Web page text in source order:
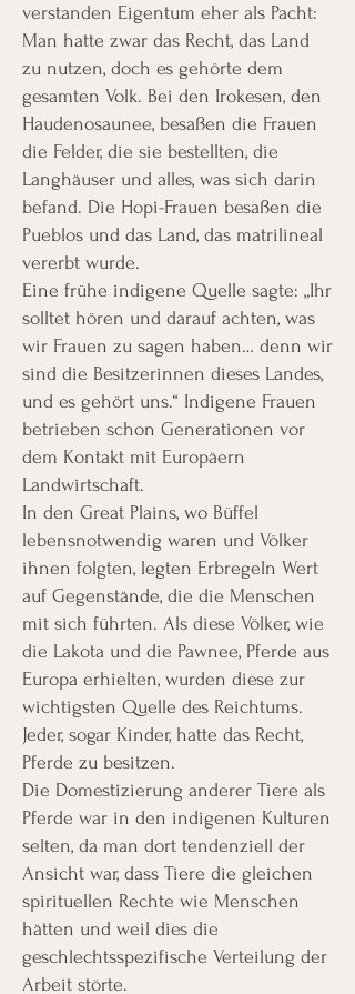
verstanden Eigentum eher als Pacht:
Man hatte zwar das Recht, das Land
zu nutzen, doch es gehörte dem
gesamten Volk. Bei den Irokesen, den
Haudenosaunee, besaßen die Frauen
die Felder, die sie bestellten, die
Langhäuser und alles, was sich darin
befand. Die Hopi-Frauen besaßen die
Pueblos und das Land, das matrilineal
vererbt wurde.
Eine frühe indigene Quelle sagte: „Ihr
solltet hören und darauf achten, was
wir Frauen zu sagen haben… denn wir
sind die Besitzerinnen dieses Landes,
und es gehört uns.“ Indigene Frauen
betrieben schon Generationen vor
dem Kontakt mit Europäern
Landwirtschaft.
In den Great Plains, wo Büffel
lebensnotwendig waren und Völker
ihnen folgten, legten Erbregeln Wert
auf Gegenstände, die die Menschen
mit sich führten. Als diese Völker, wie
die Lakota und die Pawnee, Pferde aus
Europa erhielten, wurden diese zur
wichtigsten Quelle des Reichtums.
Jeder, sogar Kinder, hatte das Recht,
Pferde zu besitzen.
Die Domestizierung anderer Tiere als
Pferde war in den indigenen Kulturen
selten, da man dort tendenziell der
Ansicht war, dass Tiere die gleichen
spirituellen Rechte wie Menschen
hätten und weil dies die
geschlechtsspezifische Verteilung der
Arbeit störte.